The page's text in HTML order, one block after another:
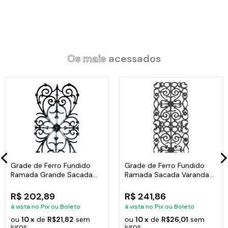
Largura: 18cm.
Altura: 10cm.
Litragem: 2,3L.
Largura: 20cm.
Altura: 9cm
Os mais acessados
Grade de Ferro Fundido
Ramada Grande Sacada
R$ 202,89
à vista no Pix ou Boleto
ou 10 xde R$21,82 sem
Grade de Ferro Fundido
Ramada Sacada Varanda
R$ 241,86
à vista no Pix ou Boleto
ou 10 xde R$26,01 sem